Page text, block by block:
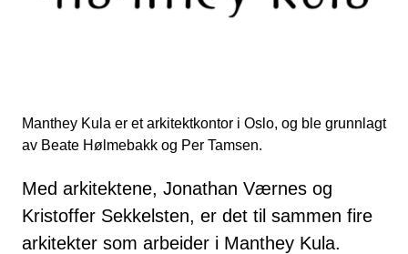
Manthey Kula er et arkitektkontor i Oslo, og ble grunnlagt
av Beate Hølmebakk og Per Tamsen.
Med arkitektene, Jonathan Værnes og
Kristoffer Sekkelsten, er det til sammen fire
arkitekter som arbeider i Manthey Kula.